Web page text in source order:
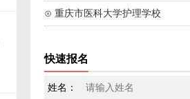
⊙ 重庆市医科大学护理学校
快速报名
姓名：